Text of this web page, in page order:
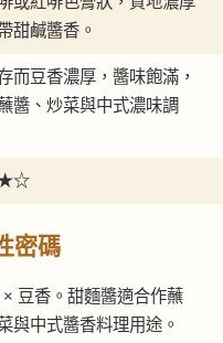
甜鹹醬香。
而豆香濃厚，醬味飽滿，
醬、炒菜與中式濃味調
密碼
豆香。甜麵醬適合作蘸
與中式醬香料理用途。